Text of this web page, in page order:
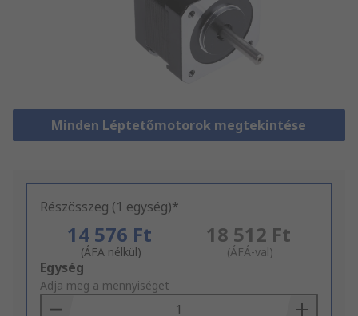
Minden Léptetőmotorok megtekintése
Részösszeg (1 egység)*
14 576 Ft
(ÁFA nélkül)
18 512 Ft
(ÁFÁ-val)
Add
to
Basket
Egység
Adja meg a mennyiséget